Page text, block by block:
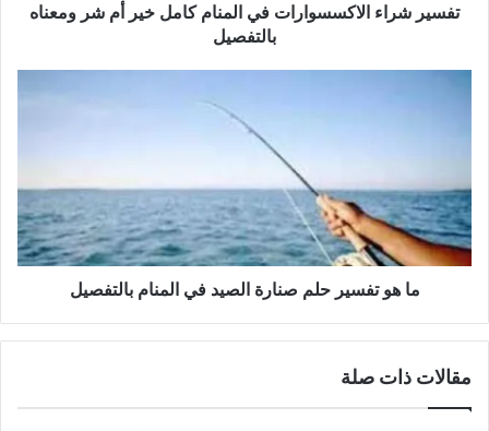
تفسير شراء الاكسسوارات في المنام كامل خير أم شر ومعناه
بالتفصيل
ما هو تفسير حلم صنارة الصيد في المنام بالتفصيل
مقالات ذات صلة